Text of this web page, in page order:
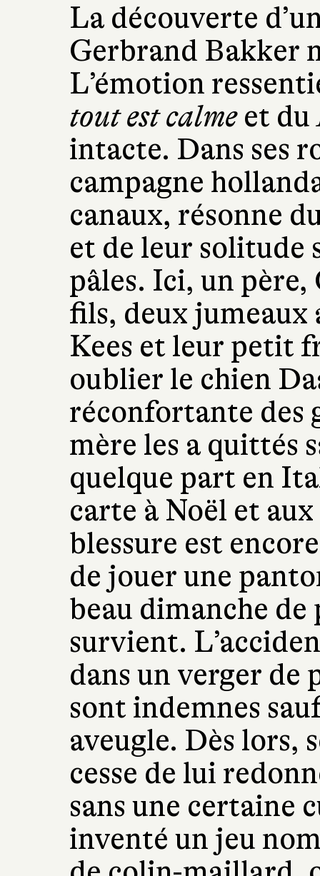
La découverte
Gerbrand Bakker
L’émotion
tout est calmeet du
intacte. Dans ses
campagne
canaux, résonne
et de leur solitude
pâles. Ici, un père,
fils, deux jumeaux
Kees et leur petit
oublier le chien
réconfortante des
mère les a quittés
quelque part en
carte à Noël et
blessure est
de jouer une
beau dimanche
survient.
dans un verger de
sont indemnes
aveugle. Dès lors,
cesse de lui
sans une certaine
inventé un jeu